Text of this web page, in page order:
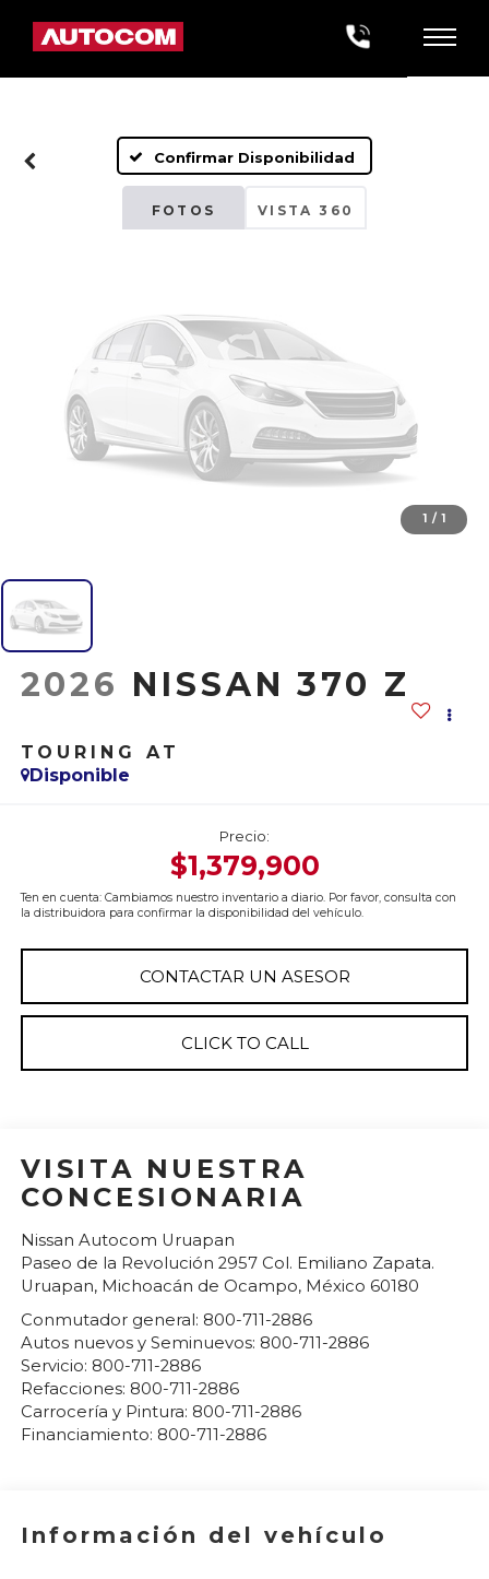
Confirmar Disponibilidad
FOTOS VISTA 360
Fotos No
Disponibles
Por favor, revise luego
1 / 1
2026 NISSAN 370 Z
TOURING AT
Disponible
Precio:
$1,379,900
Ten en cuenta: Cambiamos nuestro inventario a diario. Por favor, consulta con
la distribuidora para confirmar la disponibilidad del vehículo.
CONTACTAR UN ASESOR
CLICK TO CALL
VISITA NUESTRA
CONCESIONARIA
Nissan Autocom Uruapan
Paseo de la Revolución 2957 Col. Emiliano Zapata.
Uruapan, Michoacán de Ocampo, México 60180
Conmutador general: 800-711-2886
Autos nuevos y Seminuevos: 800-711-2886
Servicio: 800-711-2886
Refacciones: 800-711-2886
Carrocería y Pintura: 800-711-2886
Financiamiento: 800-711-2886
Información del vehículo